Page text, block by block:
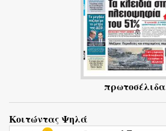
πρωτοσέλιδα
Κοιτώντας Ψηλά